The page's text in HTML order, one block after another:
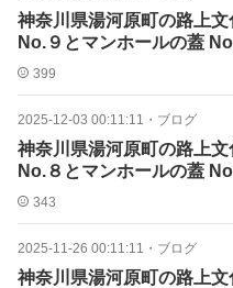
神奈川県湯河原町の路上
No.９とマンホールの蓋
399
2025-12-03 00:11:11 ・ ブログ
神奈川県湯河原町の路上
No.８とマンホールの蓋
343
2025-11-26 00:11:11 ・ ブログ
神奈川県湯河原町の路上文